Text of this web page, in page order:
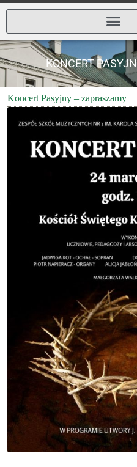
KONCERT
Koncert Pasyjny – zapraszamy